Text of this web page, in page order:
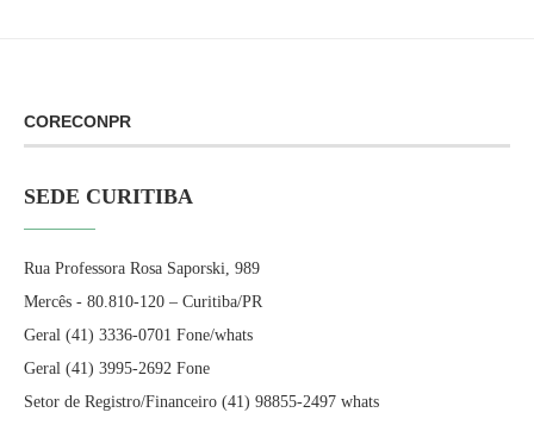
CORECONPR
SEDE CURITIBA
Rua Professora Rosa Saporski, 989
Mercês - 80.810-120 – Curitiba/PR
Geral (41) 3336-0701 Fone/whats
Geral (41) 3995-2692 Fone
Setor de Registro/Financeiro (41) 98855-2497 whats